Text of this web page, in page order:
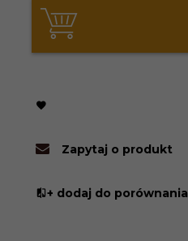
Zapytaj o produkt
+ dodaj do porównania